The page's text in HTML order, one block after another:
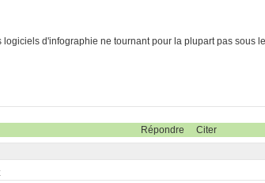
logiciels d'infographie ne tournant pour la plupart pas sous
Répondre Citer